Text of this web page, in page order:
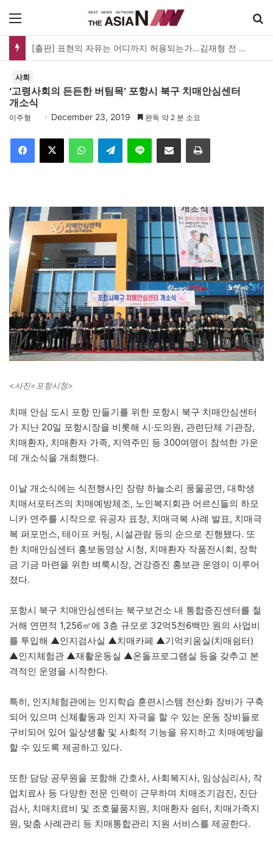
[출판] 표현의 자유는 어디까지 허용되는가…김재형 전 대법관 ‘언론과 인격권’
사회
‘고령사회의 든든한 버팀목’ 포항시 북구 치매안심센터
개소식
이주형 December 23, 2019 완독 약 2 분 소요
Telegram 이메일
<사진=포항시청>
치매 안심 도시 포항 만들기를 위한 포항시 북구 치매안심센터
가 지난 20일 포항시장을 비롯해 시·도의원, 관련단체 기관장,
치매환자, 치매환자 가족, 지역주민 등 300여명이 참석한 가운
데 개소식을 개최했다.
이날 개소식에는 식전행사인 장량 하늘소리 풍물공연, 대학생
치매서포터즈의 치매예방체조, 노인복지회관 어르신들의 하모
니카 연주를 시작으로 유공자 표창, 치매극복 사례 발표, 치매극
복 퍼포먼스, 테이프 커팅, 시설관람 등의 순으로 진행됐다. 또
한 치매안심센터 홍보동영상 시청, 치매환자 작품전시회, 장학
금 기금 마련을 위한 벼룩시장, 건강증진 홍보관 운영이 이루어
졌다.
포항시 북구 치매안심센터는 북구보건소 내 통합증진센터를 철
거해 연면적 1,256㎡에 3층 규모로 32억5천6백만 원의 사업비
를 투입해 ▲인지검사실 ▲치매카페 ▲기억키움실(치매쉼터)
▲인지체험관 ▲재활운동실 ▲온돌프로그램실 등을 갖추고 본
격적인 운영을 시작한다.
특히, 인지체험관에는 인지학습 훈련시스템 전산화 장비가 구축
되어 있으며 신체활동과 인지 자극을 할 수 있는 운동 장비들로
구비되어 있어 일상생활 및 사회적 기능을 유지하고 치매예방을
할 수 있도록 제공하고 있다.
또한 담당 공무원을 포함해 간호사, 사회복지사, 임상심리사, 작
업치료사 등 다양한 전문 인력이 근무하며 치매조기검진, 진단
검사, 치매치료비 및 조호물품지원, 치매환자 쉼터, 치매가족지
원, 맞춤 사례관리 등 치매통합관리 지원 서비스를 제공한다.